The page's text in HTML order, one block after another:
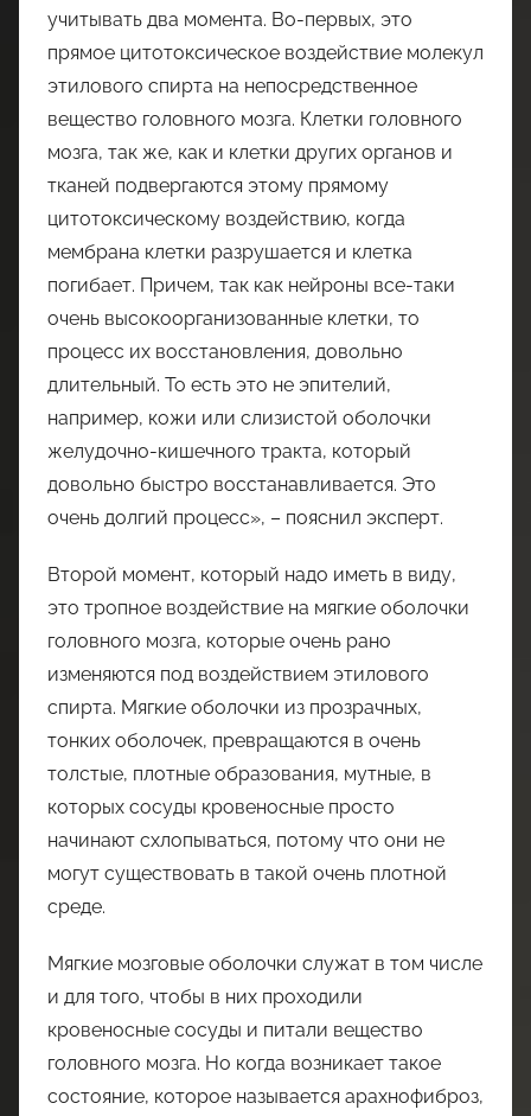
учитывать два момента. Во-первых, это
прямое цитотоксическое воздействие молекул
этилового спирта на непосредственное
вещество головного мозга. Клетки головного
мозга, так же, как и клетки других органов и
тканей подвергаются этому прямому
цитотоксическому воздействию, когда
мембрана клетки разрушается и клетка
погибает. Причем, так как нейроны все-таки
очень высокоорганизованные клетки, то
процесс их восстановления, довольно
длительный. То есть это не эпителий,
например, кожи или слизистой оболочки
желудочно-кишечного тракта, который
довольно быстро восстанавливается. Это
очень долгий процесс», – пояснил эксперт.
Второй момент, который надо иметь в виду,
это тропное воздействие на мягкие оболочки
головного мозга, которые очень рано
изменяются под воздействием этилового
спирта. Мягкие оболочки из прозрачных,
тонких оболочек, превращаются в очень
толстые, плотные образования, мутные, в
которых сосуды кровеносные просто
начинают схлопываться, потому что они не
могут существовать в такой очень плотной
среде.
Мягкие мозговые оболочки служат в том числе
и для того, чтобы в них проходили
кровеносные сосуды и питали вещество
головного мозга. Но когда возникает такое
состояние, которое называется арахнофиброз,